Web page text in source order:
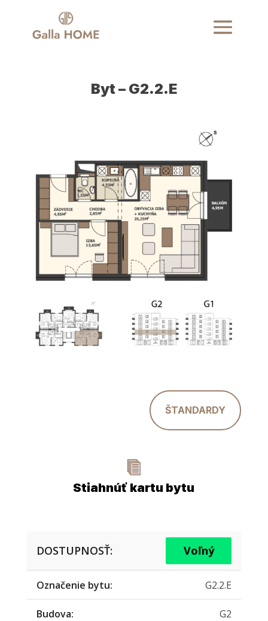
Byt – G2.2.E
ŠTANDARDY
Stiahnúť kartu bytu
DOSTUPNOSŤ: Voľný
Označenie bytu: G2.2.E
Budova: G2